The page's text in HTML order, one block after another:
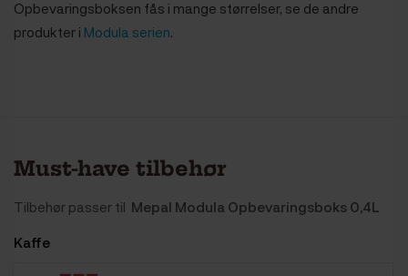
Opbevaringsboksen fås i mange størrelser, se de andre
produkter i Modula serien.
Must-have tilbehør
Tilbehør passer til Mepal Modula Opbevaringsboks 0,4L
Kaffe